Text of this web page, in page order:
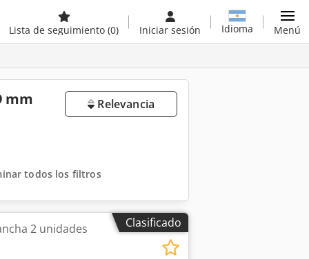
Lista de seguimiento (0) Iniciar sesión Idioma Menú
mm
Relevancia
todos los filtros
Clasificado
2 unidades